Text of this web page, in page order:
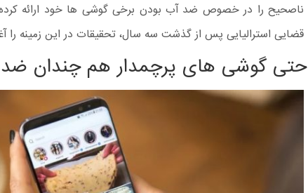
ناصحیح را در خصوص ضد آب بودن برخی گوشی ها خود ارائه کرده
قضایی استرالیایی پس از گذشت سه سال، تحقیقات در این زمینه را
حتی گوشی های پرچمدار هم چندان ضد